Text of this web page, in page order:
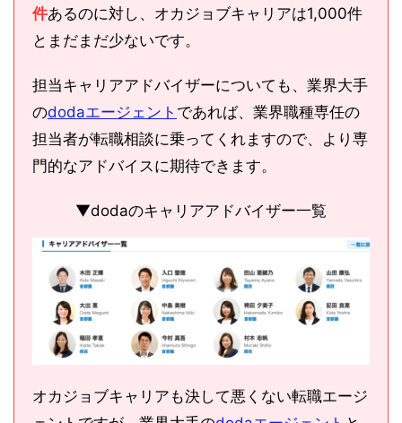
件あるのに対し、オカジョブキャリアは1,000件
とまだまだ少ないです。
担当キャリアアドバイザーについても、業界大手
のdodaエージェント であれば、業界職種専任の
担当者が転職相談に乗ってくれますので、より専
門的なアドバイスに期待できます。
▼dodaのキャリアアドバイザー一覧
オカジョブキャリアも決して悪くない転職エージ